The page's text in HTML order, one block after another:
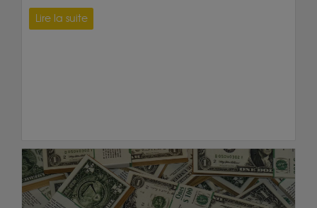
Lire la suite